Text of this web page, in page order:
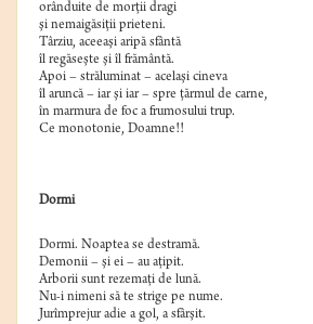
orânduite de morţii dragi
şi nemaigăsiţii prieteni.
Târziu, aceeaşi aripă sfântă
îl regăseşte şi îl frământă.
Apoi – străluminat – acelaşi cineva
îl aruncă – iar şi iar – spre ţărmul de carne,
în marmura de foc a frumosului trup.
Ce monotonie, Doamne!!
Dormi
Dormi. Noaptea se destramă.
Demonii – şi ei – au aţipit.
Arborii sunt rezemaţi de lună.
Nu-i nimeni să te strige pe nume.
Jurîmprejur adie a gol, a sfârşit.